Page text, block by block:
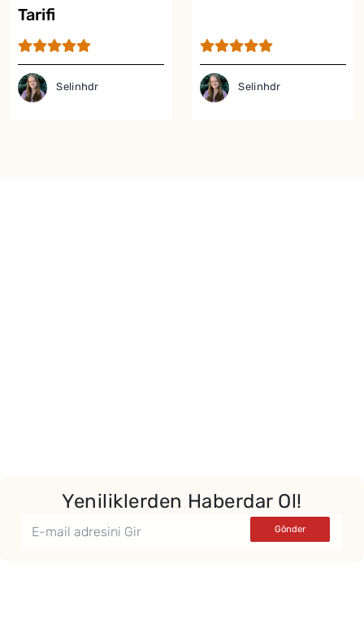
Tarifi
Selinhdr Selinhdr
Yeniliklerden Haberdar Ol!